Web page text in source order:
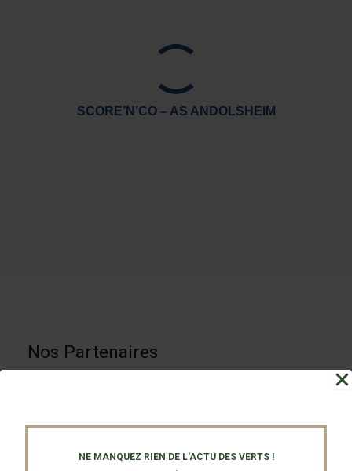
NE MANQUEZ RIEN DE L'ACTU DES VERTS !
SCORE’N’CO – AS ANDOLSHEIM
Nos Partenaires